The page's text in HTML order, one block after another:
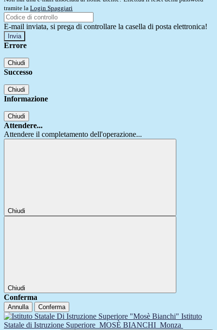
tramite la Login Spaggiari
E-mail inviata, si prega di controllare la casella di posta elettronica!
Errore
Chiudi
Successo
Chiudi
Informazione
Chiudi
Attendere...
Attendere il completamento dell'operazione...
Chiudi
Chiudi
Conferma
Annulla Conferma
Istituto
Statale di Istruzione Superiore MOSÈ BIANCHI Monza